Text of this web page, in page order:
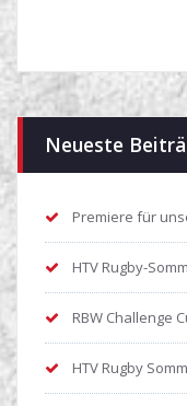
Neueste
Premiere für
HTV Rugby-
RBW Challenge
HTV Rugby